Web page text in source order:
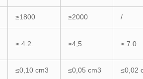
≥1800 ≥2000 /
≥ 4.2. ≥4,5 ≥ 7.0
≤0,10 cm3 ≤0,05 cm3 ≤0,02